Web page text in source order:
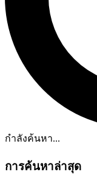
กำลังค้นหา...
การค้นหาล่าสุด